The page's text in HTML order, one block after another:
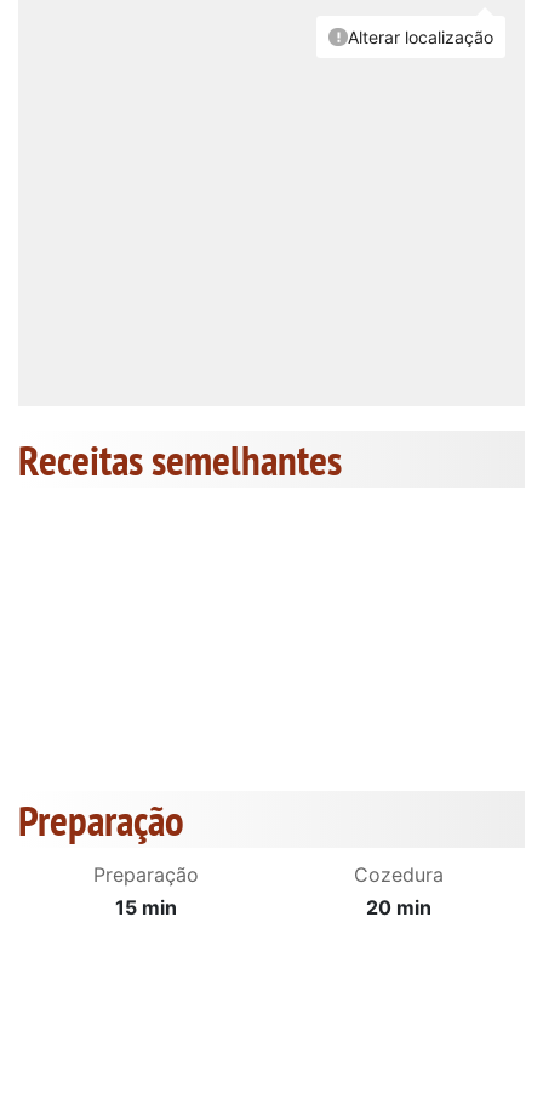
Receitas semelhantes
Preparação
Preparação
15 min
Cozedura
20 min